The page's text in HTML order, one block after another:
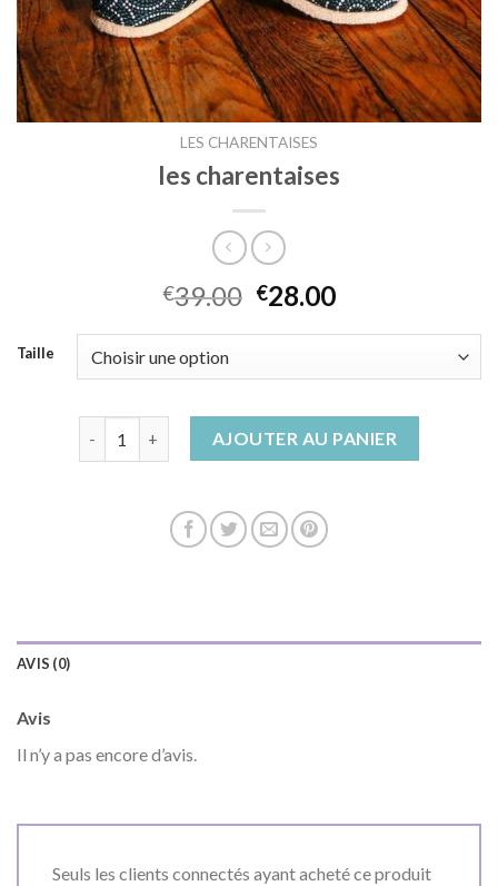
LES CHARENTAISES
les charentaises
€39.00 €28.00
Taille
quantité de les charentaisesAJOUTER AU PANIER
AVIS (0)
Avis
Il n’y a pas encore d’avis.
Seuls les clients connectés ayant acheté ce produit